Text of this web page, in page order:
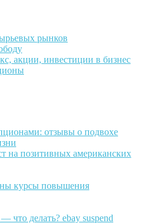
рынков
акции, инвестиции в бизнес
отзывы о подвохе
на позитивных американских
курсы повышения
что делать? ebay suspend